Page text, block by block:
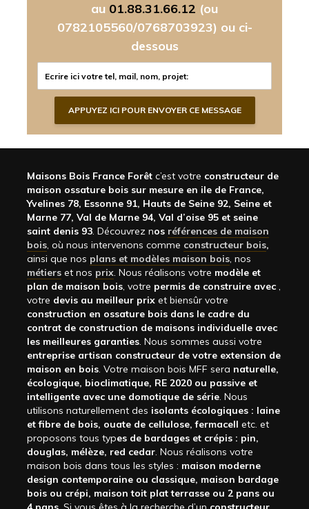
au 01.88.31.66.12 (ou
0782105560/0768703923) ou ci-
dessous
Maisons Bois France Forêt c’est votre constructeur de
maison ossature bois sur mesure en ile de France,
Yvelines 78, Essonne 91, Hauts de Seine 92, Seine et
Marne 77, Val de Marne 94, Val d’oise 95 et seine
saint denis 93. Découvrez nos références de maison
bois, où nous intervenons comme constructeur bois,
ainsi que nos plans et modèles maison bois, nos
métiers et nos prix. Nous réalisons votre modèle et
plan de maison bois, votre permis de construire avec ,
votre devis au meilleur prix et biensûr votre
construction en ossature bois dans le cadre du
contrat de construction de maisons individuelle avec
les meilleures garanties. Nous sommes aussi votre
entreprise artisan constructeur de votre extension de
maison en bois. Votre maison bois MFF sera naturelle,
écologique, bioclimatique, RE 2020 ou passive et
intelligente avec une domotique de série. Nous
utilisons naturellement des isolants écologiques : laine
et fibre de bois, ouate de cellulose, fermacell etc. et
proposons tous types de bardages et crépis : pin,
douglas, mélèze, red cedar. Nous réalisons votre
maison bois dans tous les styles : maison moderne
design contemporaine ou classique, maison bardage
bois ou crépi, maison toit plat terrasse ou 2 pans ou